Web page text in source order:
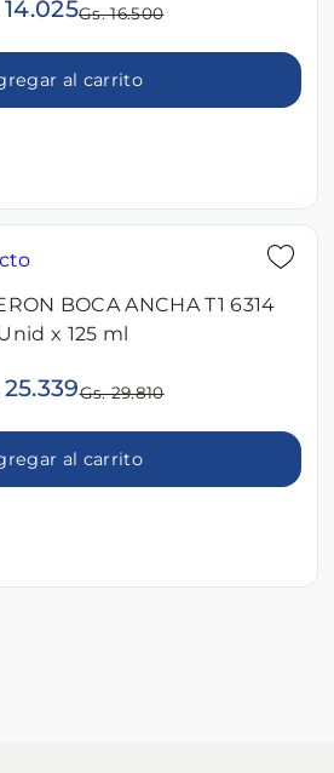
14.025Gs. 16.500
al carrito
BOCA ANCHA T1 6314
x 125 ml
25.339Gs. 29.810
al carrito